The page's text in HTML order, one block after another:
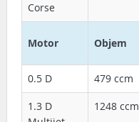
Corse
Motor Objem
0.5 D 479 ccm
1.3 D
1248 ccm